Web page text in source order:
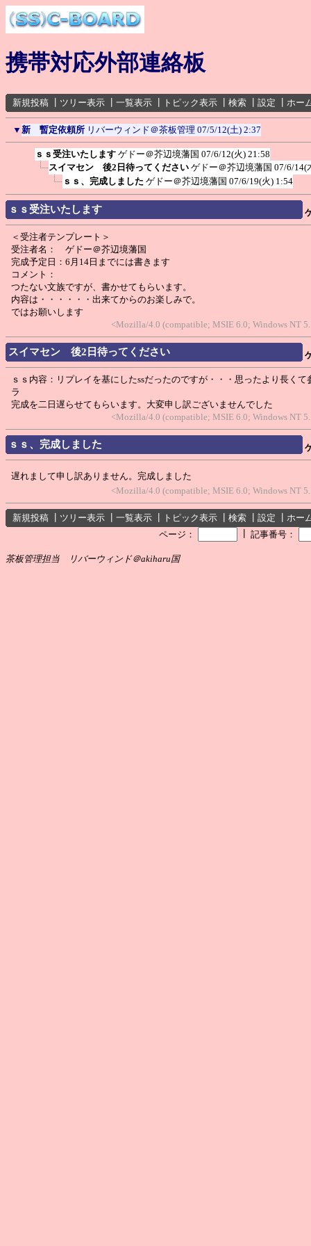
携帯対応外部連絡板
新規投稿 ツリー表示 一覧表示 トピック表示 検索 設定 ホー
▼ 新 暫定依頼所 リバーウィンド＠茶板管理 07/5/12(土) 2:37
ｓｓ受注いたします ゲドー＠芥辺境藩国 07/6/12(火) 21:58
スイマセン 後2日待ってください ゲドー＠芥辺境藩国 07/6/14(
ｓｓ、完成しました ゲドー＠芥辺境藩国 07/6/19(火) 1:54
ｓｓ受注いたします
＜受注者テンプレート＞
受注者名： ゲドー＠芥辺境藩国
完成予定日：6月14日までには書きます
コメント：
つたない文族ですが、書かせてもらいます。
内容は・・・・・・出来てからのお楽しみで。
ではお願いします
<Mozilla/4.0 (compatible; MSIE 6.0; Windows NT
スイマセン 後2日待ってください
ｓｓ内容：リプレイを基にしたssだったのですが・・・思ったより長くて
ラ
完成を二日遅らせてもらいます。大変申し訳ございませんでした
<Mozilla/4.0 (compatible; MSIE 6.0; Windows NT
ｓｓ、完成しました
遅れまして申し訳ありません。完成しました
<Mozilla/4.0 (compatible; MSIE 6.0; Windows NT
新規投稿 ツリー表示 一覧表示 トピック表示 検索 設定
ホー
ページ：
記事番号：
茶板管理担当 リバーウィンド＠akiharu国